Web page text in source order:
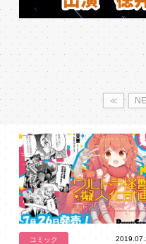
≪
コミック